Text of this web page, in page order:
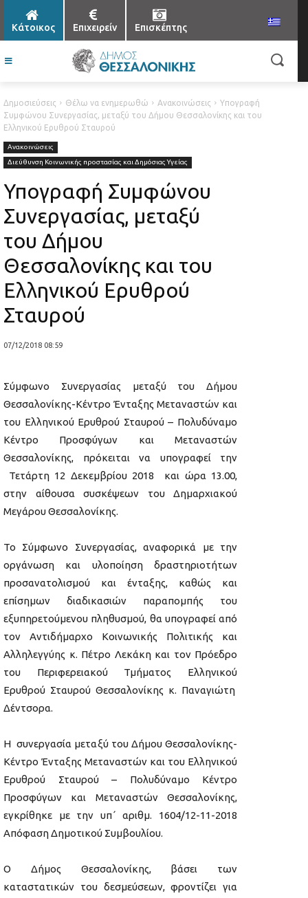
Κάτοικος Επιχειρείν Επισκέπτης
Δημοσιεύσεις Θέλω να ενημερωθώ Ανακοινώσεις
Υπογραφή
Συμφώνου Συνεργασίας, μεταξύ του Δήμου Θεσσαλονίκης και του
Ελληνικού Ερυθρού Σταυρού
Ανακοινώσεις
Διεύθυνση Κοινωνικής προστασίας και Δημόσιας Υγείας
Υπογραφή Συμφώνου
Συνεργασίας, μεταξύ
του Δήμου
Θεσσαλονίκης και του
Ελληνικού Ερυθρού
Σταυρού
07/12/2018 08:59
Σύμφωνο Συνεργασίας μεταξύ του Δήμου
Θεσσαλονίκης-Κέντρο Ένταξης Μεταναστών και
του Ελληνικού Ερυθρού Σταυρού – Πολυδύναμο
Κέντρο Προσφύγων και Μεταναστών
Θεσσαλονίκης, πρόκειται να υπογραφεί την
Τετάρτη 12 Δεκεμβρίου 2018 και ώρα 13.00,
στην αίθουσα συσκέψεων του Δημαρχιακού
Μεγάρου Θεσσαλονίκης.
Το Σύμφωνο Συνεργασίας, αναφορικά με την
οργάνωση και υλοποίηση δραστηριοτήτων
προσανατολισμού και ένταξης, καθώς και
επίσημων διαδικασιών παραπομπής του
εξυπηρετούμενου πληθυσμού, θα υπογραφεί από
τον Αντιδήμαρχο Κοινωνικής Πολιτικής και
Αλληλεγγύης κ. Πέτρο Λεκάκη και τον Πρόεδρο
του Περιφερειακού Τμήματος Ελληνικού
Ερυθρού Σταυρού Θεσσαλονίκης κ. Παναγιώτη
Δέντσορα.
Η συνεργασία μεταξύ του Δήμου Θεσσαλονίκης-
Κέντρο Ένταξης Μεταναστών και του Ελληνικού
Ερυθρού Σταυρού – Πολυδύναμο Κέντρο
Προσφύγων και Μεταναστών Θεσσαλονίκης,
εγκρίθηκε με την υπ΄ αριθμ. 1604/12-11-2018
Απόφαση Δημοτικού Συμβουλίου.
Ο Δήμος Θεσσαλονίκης, βάσει των
καταστατικών του δεσμεύσεων, φροντίζει για